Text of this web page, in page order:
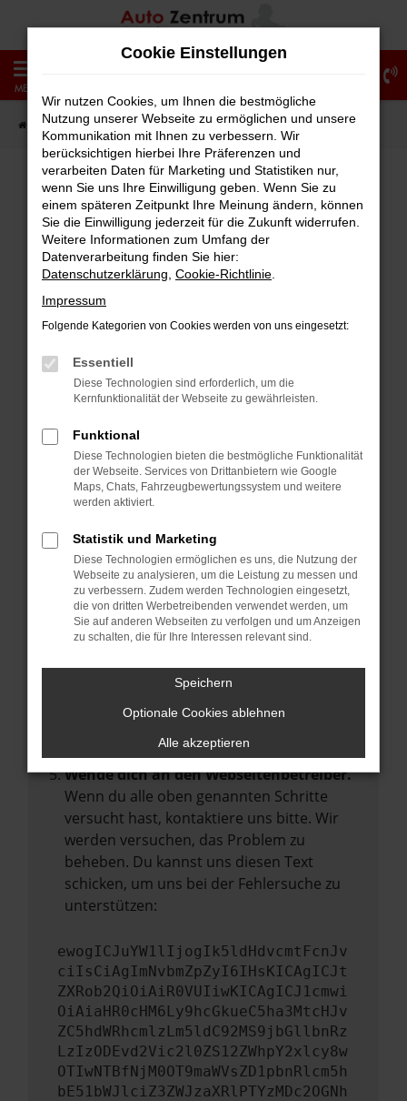
Zum
springen
MENÜ
Startseite Fahrzeugangebote Fahrzeug-Showroom
Fehler: Network Error
Beim Laden ist ein Fehler aufgetreten.
Hier sind ein paar Tipps, die dir helfen können:
Überprüfe deine Firewall und deine
Internetverbindung.
deine Suchmaschine?
Prüfe deine Browsererweiterungen.
können das Laden bestimmter Seiten
verhindern. Funktioniert die Seite in einem
anderen Browser oder in einem privaten
Fenster?
Starte dein Gerät neu.
Das kann manchmal helfen,
vorübergehende Probleme zu beheben.
Stelle sicher, dass dein Browser und dein
Betriebssystem auf dem neuesten Stand
Veraltete Software birgt nicht nur ein
führen, dass bestimmte Funktionen nicht
mehr unterstützt werden.
Wende dich an den Webseitenbetreiber.
Wenn du alle oben genannten Schritte
versucht hast, kontaktiere uns bitte. Wir
werden versuchen, das Problem zu
beheben. Du kannst uns diesen Text
schicken, um uns bei der Fehlersuche zu
unterstützen:
ewogICJuYW1lIjogIk5ldHdvcmtFcnJv
ciIsCiAgImNvbmZpZyI6IHsKICAgICJt
ZXRob2QiOiAiR0VUIiwKICAgICJ1cmwi
OiAiaHR0cHM6Ly9hcGkueC5ha3MtcHJv
ZC5hdWRhcmlzLm5ldC92MS9jbGllbnRz
LzIzODEvd2Vic2l0ZS12ZWhpY2xlcy8w
OTIwNTBfNjM0OT9maWVsZD1pbnRlcm5h
bE51bWJlciZ3ZWJzaXRlPTYzMDc2OGNh
Cookie Einstellungen
Wir nutzen Cookies, um Ihnen die bestmögliche
Nutzung unserer Webseite zu ermöglichen und unsere
Kommunikation mit Ihnen zu verbessern. Wir
berücksichtigen hierbei Ihre Präferenzen und
verarbeiten Daten für Marketing und Statistiken nur,
wenn Sie uns Ihre Einwilligung geben. Wenn Sie zu
einem späteren Zeitpunkt Ihre Meinung ändern, können
Sie die Einwilligung jederzeit für die Zukunft widerrufen.
Weitere Informationen zum Umfang der
Datenverarbeitung finden Sie hier:
Datenschutzerklärung Cookie-Richtlinie
Impressum
Folgende Kategorien von Cookies werden von uns eingesetzt:
Essentiell
Diese Technologien sind erforderlich, um die
Kernfunktionalität der Webseite zu gewährleisten.
Funktional
Diese Technologien bieten die bestmögliche Funktionalität
der Webseite. Services von Drittanbietern wie Google
Maps, Chats, Fahrzeugbewertungssystem und weitere
werden aktiviert.
Statistik und Marketing
Diese Technologien ermöglichen es uns, die Nutzung der
Webseite zu analysieren, um die Leistung zu messen und
zu verbessern. Zudem werden Technologien eingesetzt,
die von dritten Werbetreibenden verwendet werden, um
Sie auf anderen Webseiten zu verfolgen und um Anzeigen
zu schalten, die für Ihre Interessen relevant sind.
Speichern
Optionale Cookies ablehnen
Alle akzeptieren